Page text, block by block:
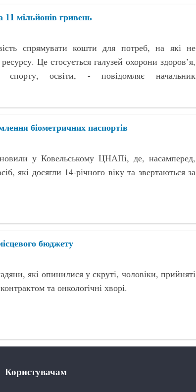
мільйонів гривень
спрямувати кошти для потреб, на які не
Це стосується галузей охорони здоров’я,
спорту, освіти, - повідомляє начальник
біометричних паспортів
у Ковельському ЦНАПі, де, насамперед,
які досягли 14-річного віку та звертаються за
бюджету
які опинилися у скруті, чоловіки, прийняті
та онкологічні хворі.
Користувачам